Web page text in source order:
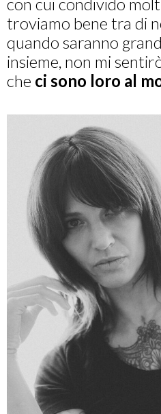
troviamo bene tra di
quando saranno
insieme, non mi
che ci sono loro al